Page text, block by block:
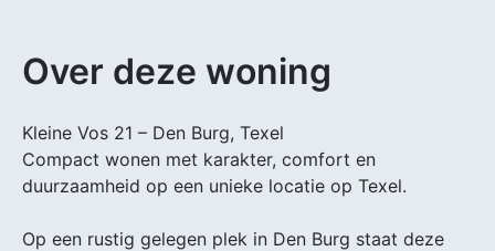
Over deze woning
Kleine Vos 21 – Den Burg, Texel
Compact wonen met karakter, comfort en
duurzaamheid op een unieke locatie op Texel.
Op een rustig gelegen plek in Den Burg staat deze